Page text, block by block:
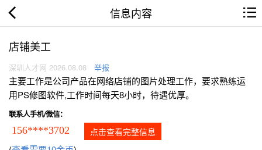
信息内容
店铺美工
深圳人才网 2026.08.08 举报
主要工作是公司产品在网络店铺的图片处理工作，要求熟练运
用PS修图软件,工作时间每天8小时，待遇优厚。
联系人手机/微信：
156****3702 点击查看完整信息